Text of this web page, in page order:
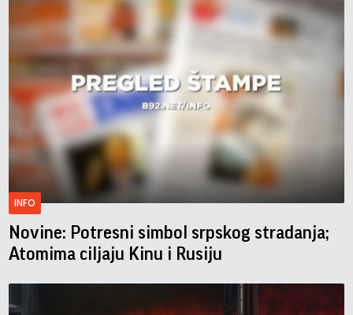
INFO
Novine: Potresni simbol srpskog stradanja;
Atomima ciljaju Kinu i Rusiju